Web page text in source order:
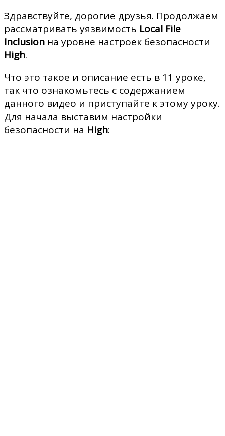
Здравствуйте, дорогие друзья. Продолжаем
рассматривать уязвимость Local File
Inclusion на уровне настроек безопасности
High.
Что это такое и описание есть в 11 уроке,
так что ознакомьтесь с содержанием
данного видео и приступайте к этому уроку.
Для начала выставим настройки
безопасности на High: